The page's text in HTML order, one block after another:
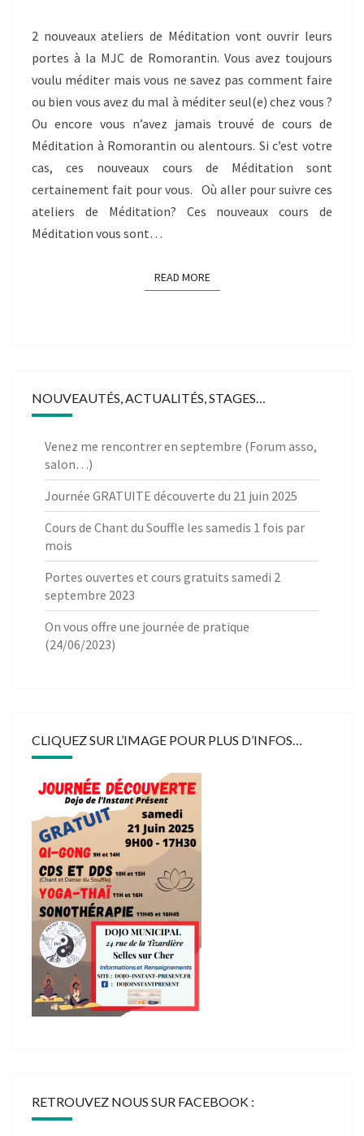
ROMORANTIN
2 nouveaux ateliers de Méditation vont ouvrir leurs
portes à la MJC de Romorantin. Vous avez toujours
voulu méditer mais vous ne savez pas comment faire
ou bien vous avez du mal à méditer seul(e) chez vous ?
Ou encore vous n’avez jamais trouvé de cours de
Méditation à Romorantin ou alentours. Si c’est votre
cas, ces nouveaux cours de Méditation sont
certainement fait pour vous. Où aller pour suivre ces
ateliers de Méditation? Ces nouveaux cours de
Méditation vous sont…
READ MOREREAD MORE
NOUVEAUTÉS, ACTUALITÉS, STAGES…
Venez me rencontrer en septembre (Forum asso,
salon…)
Journée GRATUITE découverte du 21 juin 2025
Cours de Chant du Souffle les samedis 1 fois par
mois
Portes ouvertes et cours gratuits samedi 2
septembre 2023
On vous offre une journée de pratique
(24/06/2023)
CLIQUEZ SUR L’IMAGE POUR PLUS D’INFOS…
RETROUVEZ NOUS SUR FACEBOOK :